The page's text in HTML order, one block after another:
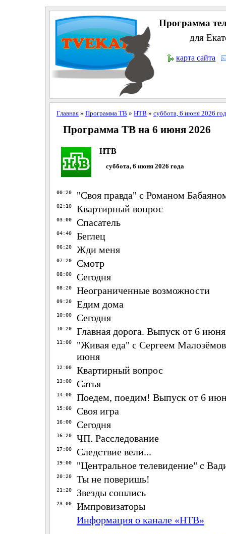
Программа
для
карта сайта
Главная» Программа ТВ » НТВ » суббота, 6 июня 2026
Программа ТВ на 6 июня 2026
НТВ
суббота, 6 июня 2026 года
00:20 "Своя правда" с Романом
02:10 Квартирный вопрос
03:00 Спасатель
04:40 Беглец
06:20 Жди меня
07:20 Смотр
08:00 Сегодня
08:20 Неограниченные возможности
09:20 Едим дома
10:00 Сегодня
10:20 Главная дорога. Выпуск от 6 июня
11:00
"Живая еда" с Сергеем
июня
12:00 Квартирный вопрос
13:00 Сатья
14:00 Поедем, поедим! Выпуск от 6
15:00 Своя игра
16:00 Сегодня
16:20 ЧП. Расследование
17:00 Следствие вели...
19:00 "Центральное телевидение" с
20:20 Ты не поверишь!
21:20 Звезды сошлись
23:00
Импровизаторы
Информация о канале «НТВ»